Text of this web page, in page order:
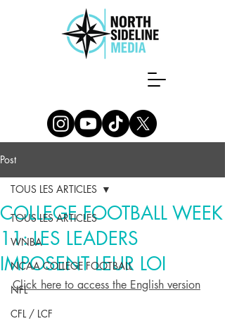
Post
TOUS LES ARTICLES
WNBA
NCAA COLLEGE FOOTBALL
NFL
CFL / LCF
TOUS LES ARTICLES
COLLEGE FOOTBALL WEEK
11: LES LEADERS
IMPOSENT LEUR LOI
Click here to access the English version